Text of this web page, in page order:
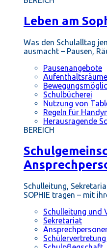
Leben am
Was den Schulalltag
ausmacht – Pausen,
Pausenangebote
Aufenthaltsräume
Schulbücherei
Nutzung von
Regeln für
Herausragende
BEREICH
Schulleitung,
SOPHIE tragen – mit
Schulleitung und
Sekretariat
Schülervertretung